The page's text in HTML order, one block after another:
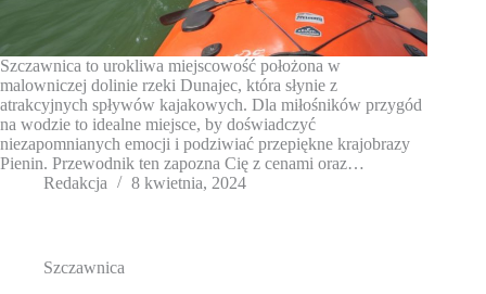
Szczawnica to urokliwa miejscowość położona w
malowniczej dolinie rzeki Dunajec, która słynie z
atrakcyjnych spływów kajakowych. Dla miłośników przygód
na wodzie to idealne miejsce, by doświadczyć
niezapomnianych emocji i podziwiać przepiękne krajobrazy
Pienin. Przewodnik ten zapozna Cię z cenami oraz…
Redakcja
8 kwietnia, 2024
Szczawnica